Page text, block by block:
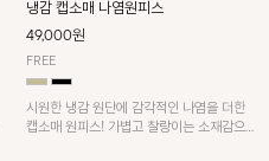
냉감 캡소매 나염원피스
49,000원
FREE
시원한 냉감 원단에 감각적인 나염을 더한
캡소매 원피스! 가볍고 찰랑이는 소재감으로